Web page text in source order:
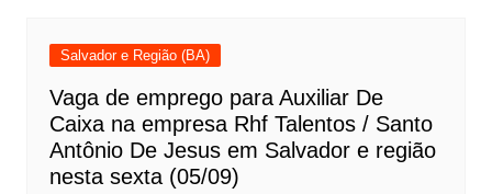
Salvador e Região (BA)
Vaga de emprego para Auxiliar De
Caixa na empresa Rhf Talentos / Santo
Antônio De Jesus em Salvador e região
nesta sexta (05/09)